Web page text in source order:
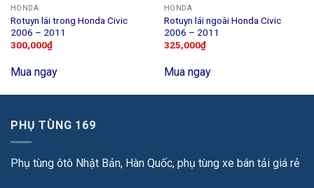
HONDA
Rotuyn lái trong Honda Civic
2006 – 2011
300,000₫
Mua ngay
HONDA
Rotuyn lái ngoài Honda Civic
2006 – 2011
325,000₫
Mua ngay
PHỤ TÙNG 169
Phụ tùng ôtô Nhật Bản, Hàn Quốc, phụ tùng xe bán tải giá rẻ